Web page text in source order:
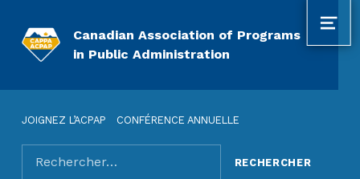
Canadian Association of Programs
in Public Administration
JOIGNEZ L’ACPAP CONFÉRENCE ANNUELLE
Rechercher pour :